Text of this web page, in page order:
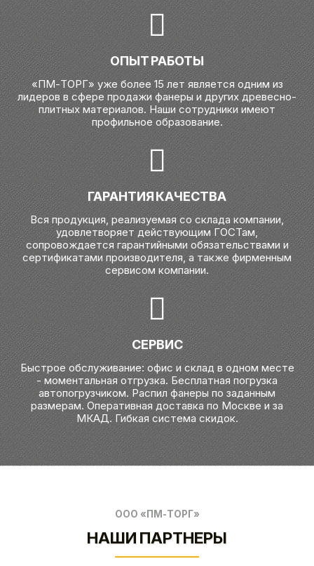
ОПЫТ РАБОТЫ
«ПМ-ТОРГ» уже более 15 лет является одним из
лидеров в сфере продажи фанеры и других древесно-
плитных материалов. Наши сотрудники имеют
профильное образование.
ГАРАНТИЯ КАЧЕСТВА
Вся продукция, реализуемая со склада компании,
удовлетворяет действующим ГОСТам,
сопровождается гарантийными обязательствами и
сертификатами производителя, а также фирменным
сервисом компании.
СЕРВИС
Быстрое обслуживание: офис и склад в одном месте
- моментальная отгрузка. Бесплатная погрузка
автопогрузчиком. Распил фанеры по заданным
размерам. Оперативная доставка по Москве и за
МКАД. Гибкая система скидок.
ООО «ПМ-ТОРГ»
НАШИ ПАРТНЕРЫ